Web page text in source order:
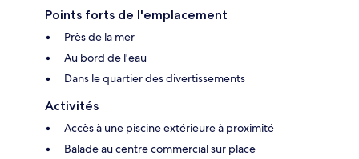
Points forts de l'emplacement
Près de la mer
Au bord de l'eau
Dans le quartier des divertissements
Activités
Accès à une piscine extérieure à proximité
Balade au centre commercial sur place